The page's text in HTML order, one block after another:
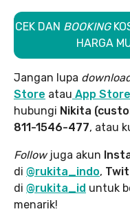
CEK DAN BOOKING
HARGA
Jangan lupa
Store atau App Store
hubungi Nikita
811-1546-477, atau
Follow juga akun
di @rukita_indo,
di @rukita_id untuk
menarik!